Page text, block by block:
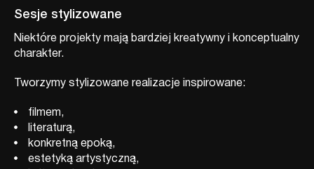
Sesje stylizowane
Niektóre projekty mają bardziej kreatywny i konceptualny
charakter.
Tworzymy stylizowane realizacje inspirowane:
filmem,
literaturą,
konkretną epoką,
estetyką artystyczną,